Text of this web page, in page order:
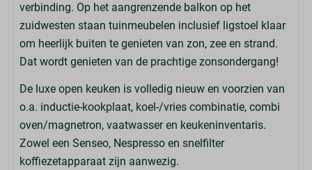
verbinding. Op het aangrenzende balkon op het
zuidwesten staan tuinmeubelen inclusief ligstoel klaar
om heerlijk buiten te genieten van zon, zee en strand.
Dat wordt genieten van de prachtige zonsondergang!
De luxe open keuken is volledig nieuw en voorzien van
o.a. inductie-kookplaat, koel-/vries combinatie, combi
oven/magnetron, vaatwasser en keukeninventaris.
Zowel een Senseo, Nespresso en snelfilter
koffiezetapparaat zijn aanwezig.